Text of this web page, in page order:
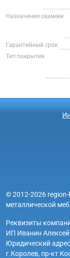
Назначение скамеек
Гарантийный срок
Тип покрытия
© 2012-2026 region-
металлической
Реквизиты
ИП Иванин
Юридический
г.Королев, пр-кт